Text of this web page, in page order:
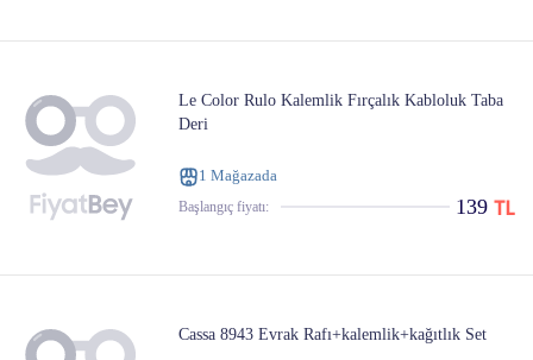
Le Color Rulo Kalemlik Fırçalık Kabloluk Taba
Deri
1 Mağazada
Başlangıç ​​fiyatı: 139
Cassa 8943 Evrak Rafı+kalemlik+kağıtlık Set